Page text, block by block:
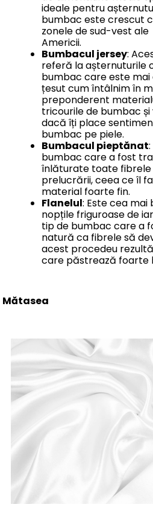
ideale pentru
bumbac este crescut
zonele de sud-vest
Americii.
Bumbacul jersey:
referă la așternuturile
bumbac care este
țesut cum întâlnim în
preponderent
tricourile de bumbac
dacă îți place
bumbac pe piele.
Bumbacul pieptănat
bumbac care a fost
înlăturate toate
prelucrării, ceea ce îl
material foarte fin.
Flanelul: Este cea
nopțile friguroase de
tip de bumbac care a
natură ca fibrele să
acest procedeu
care păstrează foarte
Mătasea